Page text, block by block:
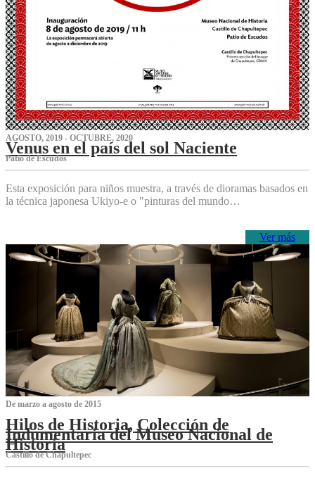
AGOSTO, 2019 - OCTUBRE, 2020
Venus en el país del sol Naciente
P‌atio de Escudos
Esta exposición para niños muestra, a través de dioramas basados en
la técnica japonesa Ukiyo-e o "pinturas del mundo…
Ver más
De marzo a agosto de 2015
Hilos de Historia, Colección de
Indumentaria del Museo Nacional de
Historia
Castillo de Chapultepec